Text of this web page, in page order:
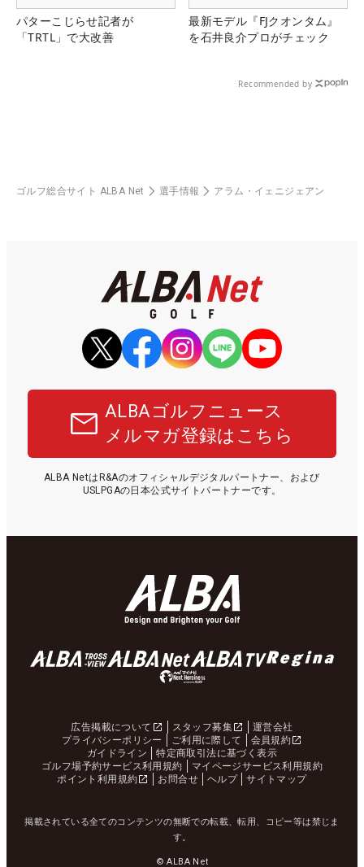
パターこじらせ記者が
「TRTL」で大改善
最新モデル『FJクオンタム』
を石井良介プロがチェック
Recommended by
ゴルフ総合サイト ALBA Net 選手情報 アラム・イェニジェアン
ALBAゴルフニュース
メルマガ登録はこちら
ALBA NetはR&Aのオフィシャルデジタルパートナー、および
USLPGAの日本公式サイトパートナーです。
広告掲載について スタッフ募集
運営会社
プライバシーポリシー
ご利用に際して
会員規約
ガイドライン
特定商取引法に基づく表示
ゴルフ場予約サービス利用規約
マイページサービス利用規約
ポイント利用規約
お問合せ ヘルプ サイトマップ
掲載されている全てのコンテンツの無断での転載、転用、コピー等は禁じま
す。
© ALBA Net